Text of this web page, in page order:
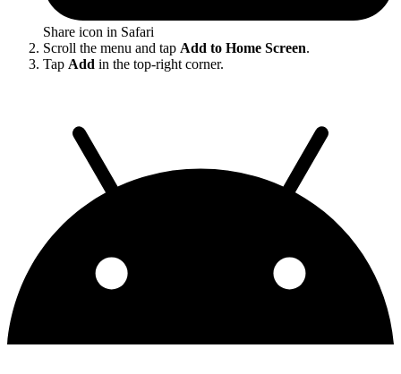
Share icon in Safari
Scroll the menu and tap Add to Home Screen.
Tap Add in the top-right corner.